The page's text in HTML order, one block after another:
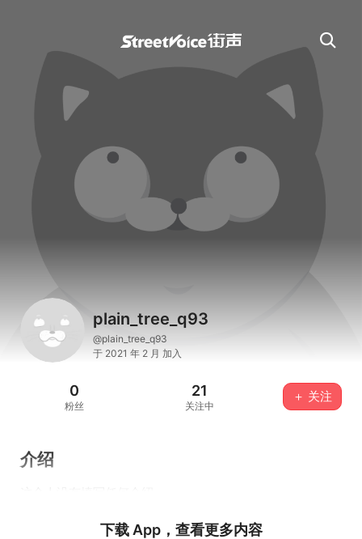
plain_tree_q93
@plain_tree_q93
于 2021 年 2 月 加入
0
粉丝
21
关注中
＋ 关注
介绍
下载 App，查看更多内容